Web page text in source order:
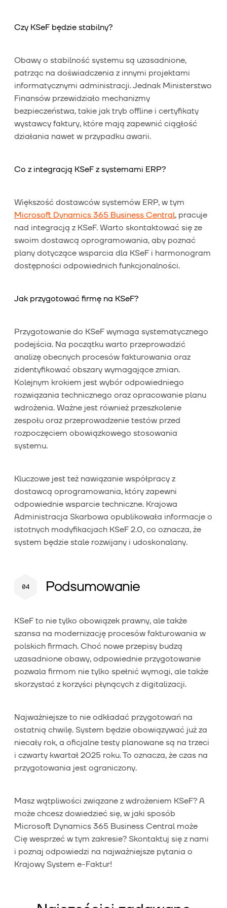
Czy KSeF będzie stabilny?
Obawy o stabilność systemu są uzasadnione,
patrząc na doświadczenia z innymi projektami
informatycznymi administracji. Jednak Ministerstwo
Finansów przewidziało mechanizmy
bezpieczeństwa, takie jak tryb offline i certyfikaty
wystawcy faktury, które mają zapewnić ciągłość
działania nawet w przypadku awarii.
Co z integracją KSeF z systemami ERP?
Większość dostawców systemów ERP, w tym
Microsoft Dynamics 365 Business Central, pracuje
nad integracją z KSeF. Warto skontaktować się ze
swoim dostawcą oprogramowania, aby poznać
plany dotyczące wsparcia dla KSeF i harmonogram
dostępności odpowiednich funkcjonalności.
Jak przygotować firmę na KSeF?
Przygotowanie do KSeF wymaga systematycznego
podejścia. Na początku warto przeprowadzić
analizę obecnych procesów fakturowania oraz
zidentyfikować obszary wymagające zmian.
Kolejnym krokiem jest wybór odpowiedniego
rozwiązania technicznego oraz opracowanie planu
wdrożenia. Ważne jest również przeszkolenie
zespołu oraz przeprowadzenie testów przed
rozpoczęciem obowiązkowego stosowania
systemu.
Kluczowe jest też nawiązanie współpracy z
dostawcą oprogramowania, który zapewni
odpowiednie wsparcie techniczne. Krajowa
Administracja Skarbowa opublikowała informacje o
istotnych modyfikacjach KSeF 2.0, co oznacza, że
system będzie stale rozwijany i udoskonalany.
Podsumowanie
KSeF to nie tylko obowiązek prawny, ale także
szansa na modernizację procesów fakturowania w
polskich firmach. Choć nowe przepisy budzą
uzasadnione obawy, odpowiednie przygotowanie
pozwala firmom nie tylko spełnić wymogi, ale także
skorzystać z korzyści płynących z digitalizacji.
Najważniejsze to nie odkładać przygotowań na
ostatnią chwilę. System będzie obowiązywać już za
niecały rok, a oficjalne testy planowane są na trzeci
i czwarty kwartał 2025 roku. To oznacza, że czas na
przygotowania jest ograniczony.
Masz wątpliwości związane z wdrożeniem KSeF? A
może chcesz dowiedzieć się, w jaki sposób
Microsoft Dynamics 365 Business Central może
Cię wesprzeć w tym zakresie? Skontaktuj się z nami
i poznaj odpowiedzi na najważniejsze pytania o
Krajowy System e-Faktur!